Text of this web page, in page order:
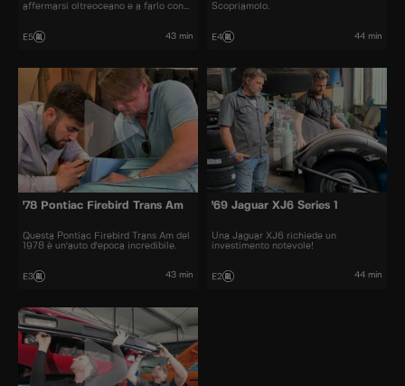
affermarsi oltreoceano e a farlo con
E5 43 min
Scopriamolo.
E4 44 min
'78 Pontiac Firebird Trans Am
Questa Pontiac Firebird Trans Am del
1978 è un'auto d'epoca incredibile.
E3 43 min
'69 Jaguar XJ6 Series 1
Una Jaguar XJ6 richiede un
investimento notevole!
E2 44 min